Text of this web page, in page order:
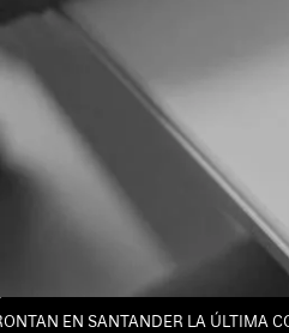
EN SANTANDER LA ÚLTIMA